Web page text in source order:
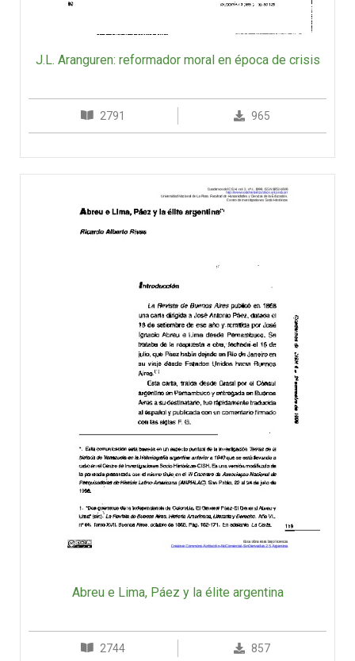
J.L. Aranguren: reformador moral en época de crisis
2791 965
Abreu e Lima, Páez y la élite argentina
2744 857